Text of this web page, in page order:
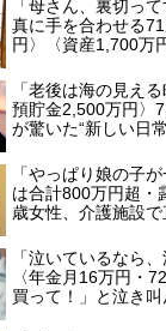
「母さん、裏切っ
真に手を合わせる
円〉〈資産1,700万
「老後は海の見え
預貯金2,500万円〉
が驚いた“新しい日
「やっぱり娘の子
は合計800万円超・
歳女性、介護施設で
「泣いているなら
〈年金月16万円・
買って！」と泣き